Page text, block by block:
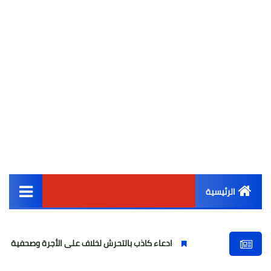
الرئيسية
أخبار مصر
ادعاء كاذب بالتحرش لخلاف على الأجرة وصحفية وهمية